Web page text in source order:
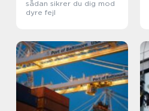
sådan sikrer du dig mod
dyre fejl